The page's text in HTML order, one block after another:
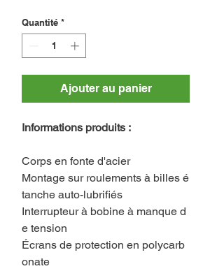
Quantité *
Ajouter au panier
Informations produits :
Corps en fonte d'acier
Montage sur roulements à billes é
tanche auto-lubrifiés
Interrupteur à bobine à manque d
e tension
Écrans de protection en polycarb
onate